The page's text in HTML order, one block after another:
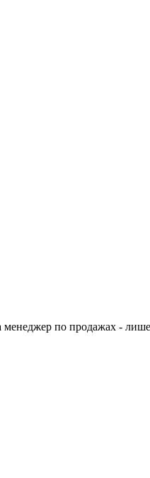
менеджер по продажах -